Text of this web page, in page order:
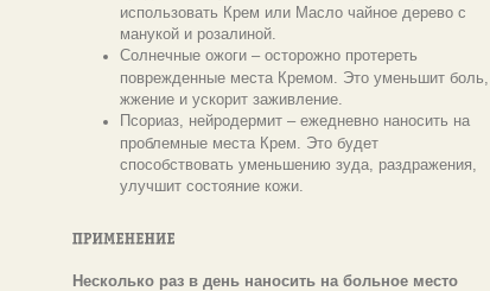
использовать Крем или Масло чайное дерево с
манукой и розалиной.
Солнечные ожоги – осторожно протереть
поврежденные места Кремом. Это уменьшит боль,
жжение и ускорит заживление.
Псориаз, нейродермит – ежедневно наносить на
проблемные места Крем. Это будет
способствовать уменьшению зуда, раздражения,
улучшит состояние кожи.
Несколько раз в день наносить на больное место